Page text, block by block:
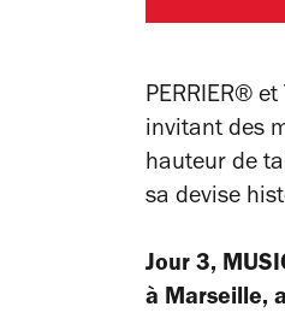
PERRIER®
invitant des
hauteur de
sa devise
Jour 3,
à Marseille,